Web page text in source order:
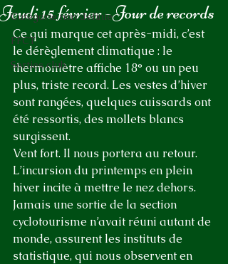
Catégorie non définie
FFCT
Sorties club
Jeudi 15 février - Jour de records
Ce qui marque cet après-midi, c’est
le dérèglement climatique : le
thermomètre affiche 18° ou un peu
plus, triste record. Les vestes d’hiver
sont rangées, quelques cuissards ont
été ressortis, des mollets blancs
surgissent.
Vent fort. Il nous portera au retour.
L’incursion du printemps en plein
hiver incite à mettre le nez dehors.
Jamais une sortie de la section
cyclotourisme n’avait réuni autant de
monde, assurent les instituts de
statistique, qui nous observent en